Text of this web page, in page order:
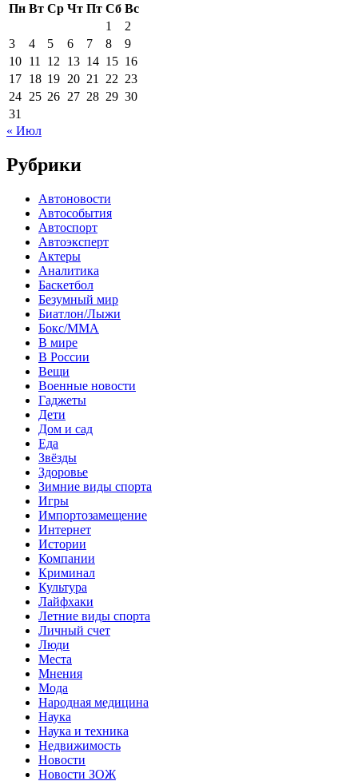
Пн Вт Ср Чт Пт Сб Вс
1
2
3
4 5 6 7 8
9
10 11 12 13 14 15 16
17 18 19 20 21 22 23
24 25 26 27 28 29 30
31
« Июл
Рубрики
Автоновости
Автособытия
Автоспорт
Автоэксперт
Актеры
Аналитика
Баскетбол
Безумный мир
Биатлон/Лыжи
Бокс/MMA
В мире
В России
Вещи
Военные новости
Гаджеты
Дети
Дом и сад
Еда
Звёзды
Здоровье
Зимние виды спорта
Игры
Импортозамещение
Интернет
Истории
Компании
Криминал
Культура
Лайфхаки
Летние виды спорта
Личный счет
Люди
Места
Мнения
Мода
Народная медицина
Наука
Наука и техника
Недвижимость
Новости
Новости ЗОЖ